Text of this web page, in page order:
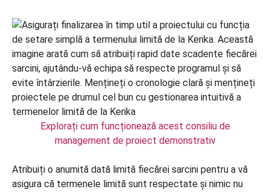
Explorați cum funcționează acest consiliu de
management de proiect demonstrativ
Atribuiți o anumită dată limită fiecărei sarcini pentru a vă
asigura că termenele limită sunt respectate și nimic nu